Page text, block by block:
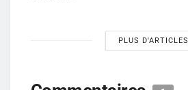
PLUS D'ARTICLES